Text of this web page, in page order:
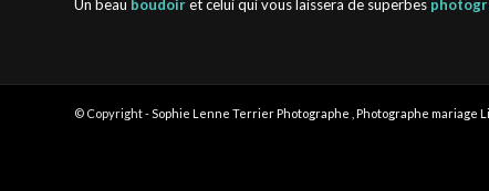
Un beau boudoiret celui qui vous laissera de superbes
© Copyright -Sophie Lenne Terrier Photographe , Photographe mariage